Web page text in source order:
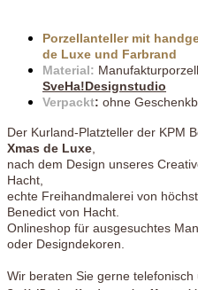
Porzellanteller mit
de Luxe und Farbrand
Material:
SveHa!Designstudio
Verpackt: ohne
Der Kurland-Platzteller der KPM
Xmas de Luxe
nach dem Design unseres
Hacht,
echte Freihandmalerei von
Benedict von Hacht.
Onlineshop für ausgesuchtes
oder Designdekoren.
Wir beraten Sie gerne